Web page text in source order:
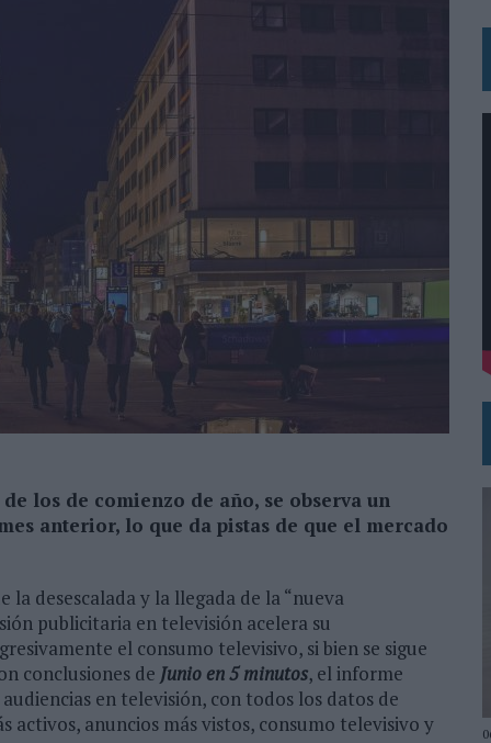
COMERCIAL GLOBAL
INSPIRADA EN CORNETTO, CALIPPO Y SOLERO
EL PATRIMONIO HISTÓRICO EN ACTIVOS CULTURALES Y ECONÓMICOS
GESTIÓN DE SUS RELACIONES CON LOS MEDIOS
EN SU ÚLTIMA CAMPAÑA INTERNACIONAL
MARCA A LARGO PLAZO Y LA MEDICIÓN SON DOS CARAS DE LA MISMA
SPAIN PARA SAMSUNG ELECTRONICS IBERIA
los de comienzo de año, se observa un
anterior, lo que da pistas de que el mercado
desescalada y la llegada de la “nueva
publicitaria en televisión acelera su
el consumo televisivo, si bien se sigue
conclusiones de Junio en 5 minutos, el informe
en televisión, con todos los datos de
activos, anuncios más vistos, consumo televisivo y